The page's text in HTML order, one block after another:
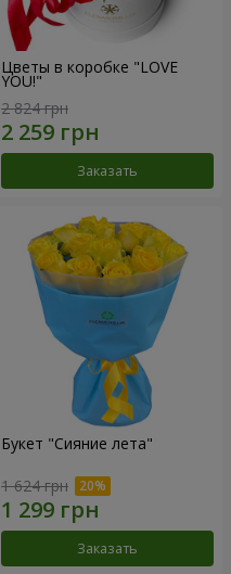
Цветы в коробке "LOVE
YOU!"
2 824 грн
Заказать
Букет "Сияние лета"
1 624 грн
Заказать